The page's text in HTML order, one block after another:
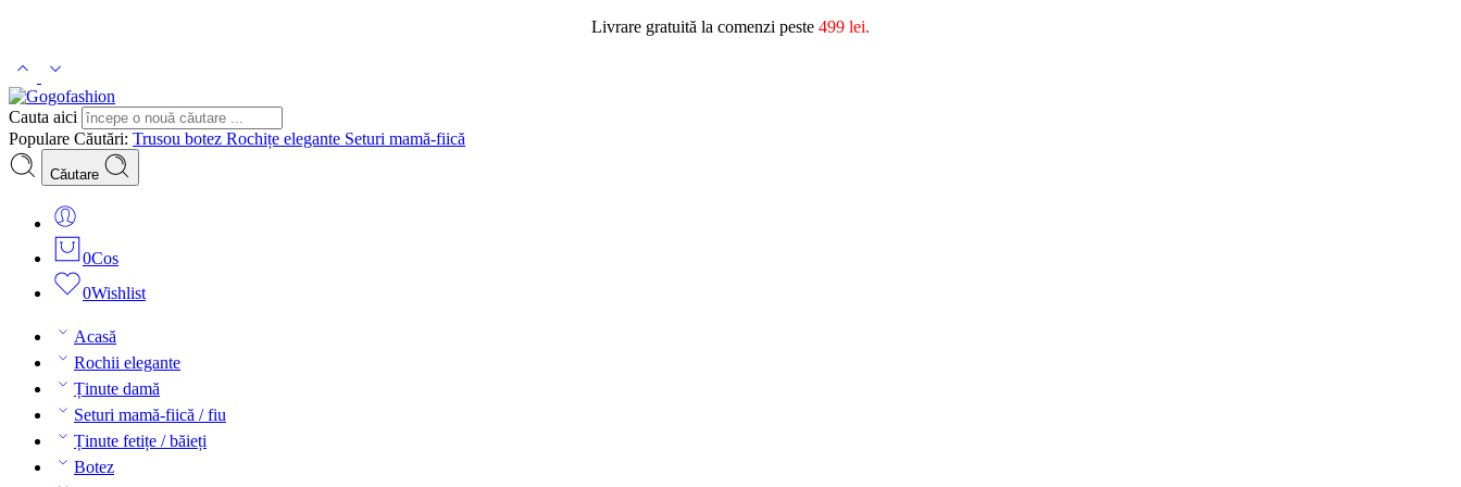
Livrare gratuită la comenzi peste 499 lei.
Cauta aici
Populare Căutări: Trusou botez Rochițe elegante Seturi mamă-fiică
Căutare
0Cos
0Wishlist
Acasă
Rochii elegante
Ținute damă
Seturi mamă-fiică / fiu
Ținute fetițe / băieți
Botez